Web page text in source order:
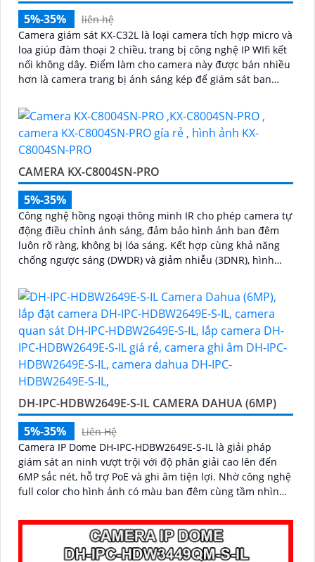
5%-35%
liên hệ
Camera giám sát KX-C32L là loại camera tích hợp micro và
loa giúp đàm thoại 2 chiều, trang bị công nghệ IP WIfi kết
nối không dây. Điểm làm cho camera này được bán nhiều
hơn là camera trang bị ánh sáng kép để giám sát ban
CAMERA KX-C8004SN-PRO
5%-35%
Công nghệ hồng ngoại thông minh IR cho phép camera tự
động điều chỉnh ánh sáng, đảm bảo hình ảnh ban đêm
luôn rõ ràng, không bị lóa sáng. Kết hợp cùng khả năng
chống ngược sáng (DWDR) và giảm nhiễu (3DNR), hình
tiết rõ nét, ngay cả trong môi trường ánh sáng yếu hoặc
ánh sáng phức tạp như ngược sáng hoặc chói nắng
DH-IPC-HDBW2649E-S-IL CAMERA DAHUA (6MP)
5%-35%
Liên Hệ
Camera IP Dome DH-IPC-HDBW2649E-S-IL là giải pháp
giám sát an ninh vượt trội với độ phân giải cao lên đến
6MP sắc nét, hỗ trợ PoE và ghi âm tiện lợi. Nhờ công nghệ
full color cho hình ảnh có màu ban đêm cùng tầm nhìn